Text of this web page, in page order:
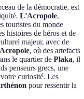
de la démocratie, est
L'Acropole,
touristes du monde
histoires de héros et de
majeur, avec de
, où des artefacts
le quartier de Plaka, il
penseurs grecs, une
curiosité. Les
pour ressentir la